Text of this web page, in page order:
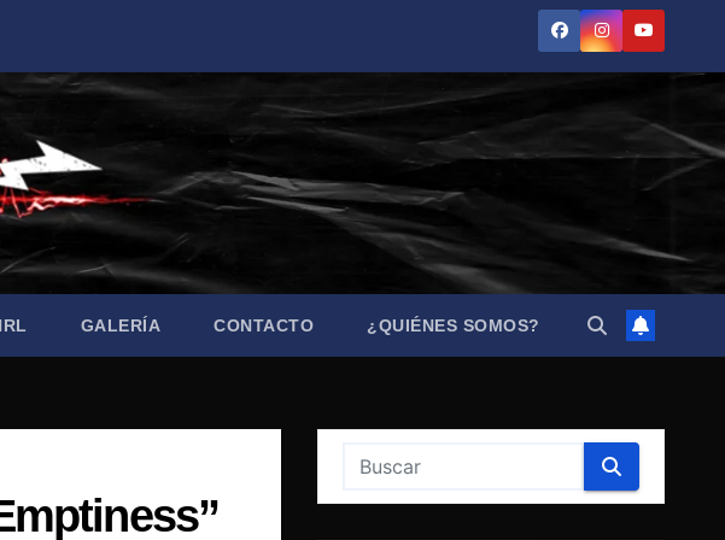
GALERÍA CONTACTO ¿QUIÉNES SOMOS?